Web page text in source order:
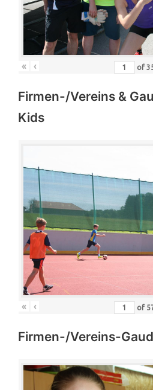
« ‹ of
Firmen-/Vereins &
Kids
« ‹ of
Firmen-/Vereins-